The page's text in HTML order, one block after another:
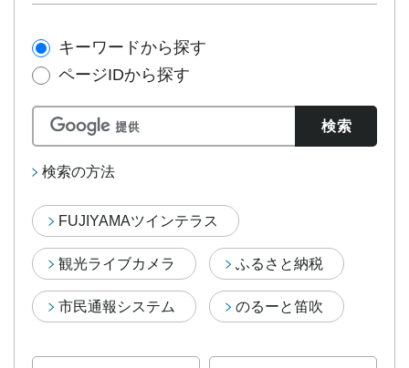
キーワードから探す
ページIDから探す
検索の方法
FUJIYAMAツインテラス
観光ライブカメラ ふるさと納税
市民通報システム のるーと笛吹